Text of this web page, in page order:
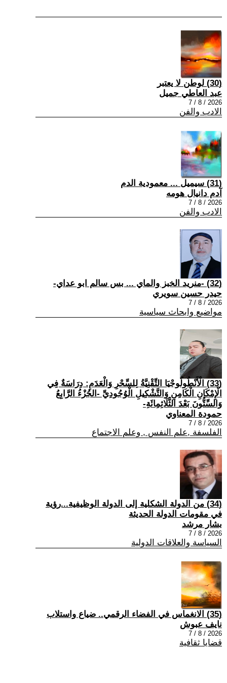
(30) لوطن لا يعتبر
عبد العاطي جميل
2026 / 8 / 7
الادب والفن
(31) سيميل ... معمودية الدم
آدم دانيال هومه
2026 / 8 / 7
الادب والفن
(32) -منريد الخبز والماي ... بس سالم ابو عداي-
حيدر حسين سويري
2026 / 8 / 7
مواضيع وابحاث سياسية
(33) الْأَنْطُولُوجْيَا التِّقْنِيَّةُ لِلسِّحْرِ وَالْعَدَمِ: دِرَاسَةٌ فِي
الْإِمْكَانِ الْكَامِنِ وَالتَّشْكِيلِ الْوُجُودِيِّ -الجُزْءُ الرَّابِعُ
وَالسِّتُّونَ بَعْدَ الثَّلَاثِمِائَةِ-
حمودة المعناوي
2026 / 8 / 7
الفلسفة ,علم النفس , وعلم الاجتماع
(34) من الدولة الشكلية إلى الدولة الوظيفية...رؤية
في مقومات الدولة الحديثة
بشار مرشد
2026 / 8 / 7
السياسة والعلاقات الدولية
(35) الانغماس في الفضاء الرقمي.. ضياع واستلاب
نايف عبوش
2026 / 8 / 7
قضايا ثقافية